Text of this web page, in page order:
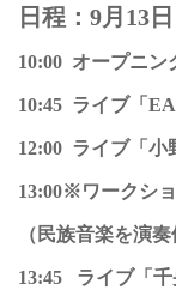
日程：9月13
10:00 オープニン
10:45 ライブ「
12:00 ライブ「小
13:00※ワークシ
（民族音楽を演
13:45 ライブ「